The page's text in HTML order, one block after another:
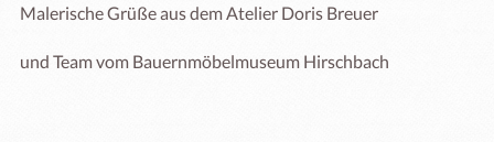
Malerische Grüße aus dem Atelier Doris Breuer
und Team vom Bauernmöbelmuseum Hirschbach